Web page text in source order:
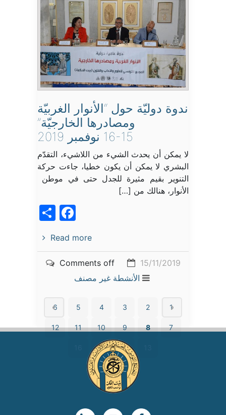
ندوة دوليّة حول “الأنوار الغربيّة
ومصادرها الخارجيّة”
16-15 نوفمبر 2019
لا يمكن أن يحدث الشيء من اللاشيء، التقدّم
البشري لا يمكن أن يكون خطيا، جاءت حركة
التنوير بقيم مثيرة للجدل حتى في موطن
الأنوار، هنالك من […]
Read more
15/11/2019
Comments off
الأنشطة غير مصنف
1
2
3
4
5
6
7
8
9
10
11
12
14
15